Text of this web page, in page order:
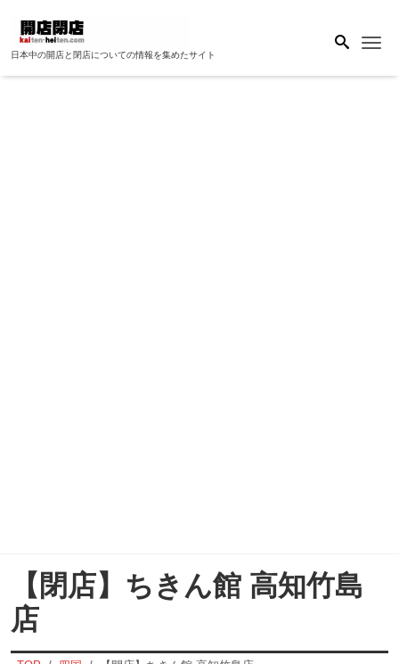
日本中の開店と閉店についての情報を集めたサイト
【閉店】ちきん館 高知竹島
店